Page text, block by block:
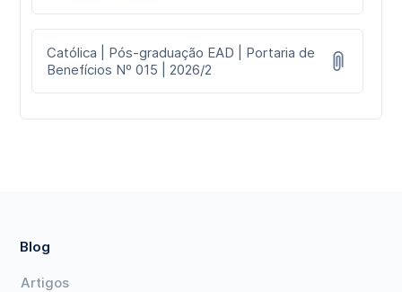
Católica | Pós-graduação EAD | Portaria de
Benefícios Nº 015 | 2026/2
Blog
Artigos